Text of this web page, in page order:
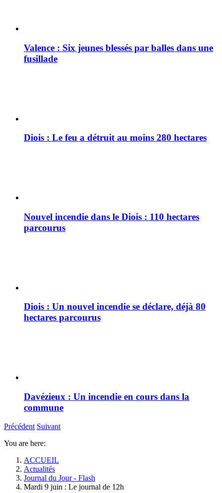
Valence : Six jeunes blessés par balles dans une
fusillade
Diois : Le feu a détruit au moins 280 hectares
Nouvel incendie dans le Diois : 110 hectares
parcourus
Diois : Un nouvel incendie se déclare, déjà 80
hectares parcourus
Davézieux : Un incendie en cours dans la
commune
Précédent Suivant
You are here:
ACCUEIL
Actualités
Journal du Jour - Flash
Mardi 9 juin : Le journal de 12h